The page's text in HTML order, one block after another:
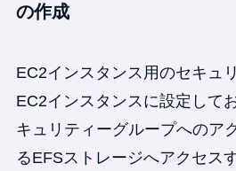
の作成
EC2インスタンス用のセキュ
EC2インスタンスに設定して
キュリティーグループへのア
るEFSストレージへアクセス